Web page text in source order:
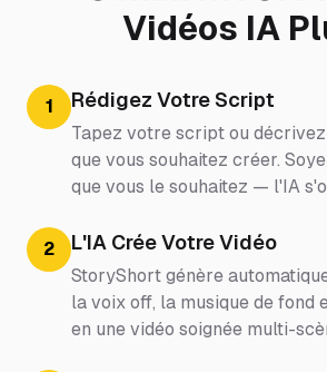
Vidéos IA
1 Rédigez Votre Script
Tapez votre script ou
que vous souhaitez créer.
que vous le souhaitez — l'IA
2 L'IA Crée Votre Vidéo
StoryShort génère
la voix off, la musique de fond
en une vidéo soignée multi-